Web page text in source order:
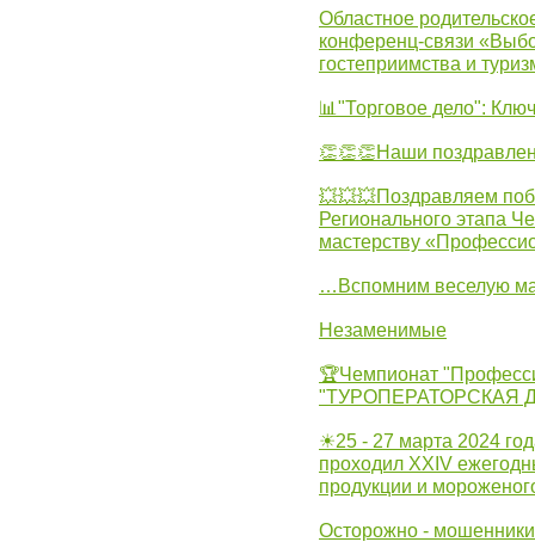
Областное
конференц-связи
гостеприимства и
📊"Торговое дело":
👏👏👏Наши
💥💥💥Поздравляем
Регионального этапа
мастерству
…Вспомним веселую
Незаменимые
🏆Чемпионат
"ТУРОПЕРАТОРСКАЯ
☀25 - 27 марта 2024
проходил XXIV
продукции и
Осторожно -